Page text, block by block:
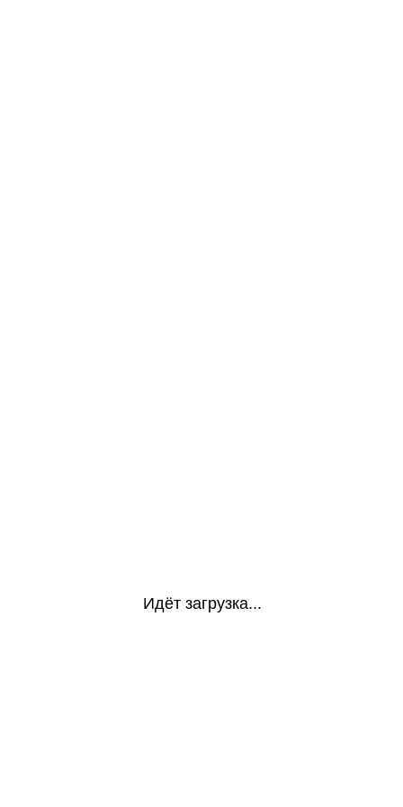
Идёт загрузка...